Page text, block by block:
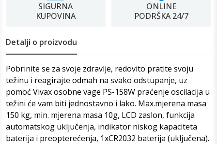
SIGURNA
KUPOVINA
ONLINE
PODRŠKA 24/7
Detalji o proizvodu
Pobrinite se za svoje zdravlje, redovito pratite svoju
težinu i reagirajte odmah na svako odstupanje, uz
pomoć Vivax osobne vage PS-158W praćenje oscilacija u
težini će vam biti jednostavno i lako. Max.mjerena masa
150 kg, min. mjerena masa 10g, LCD zaslon, funkcija
automatskog uključenja, indikator niskog kapaciteta
baterija i preopterećenja, 1xCR2032 baterija (uključena).